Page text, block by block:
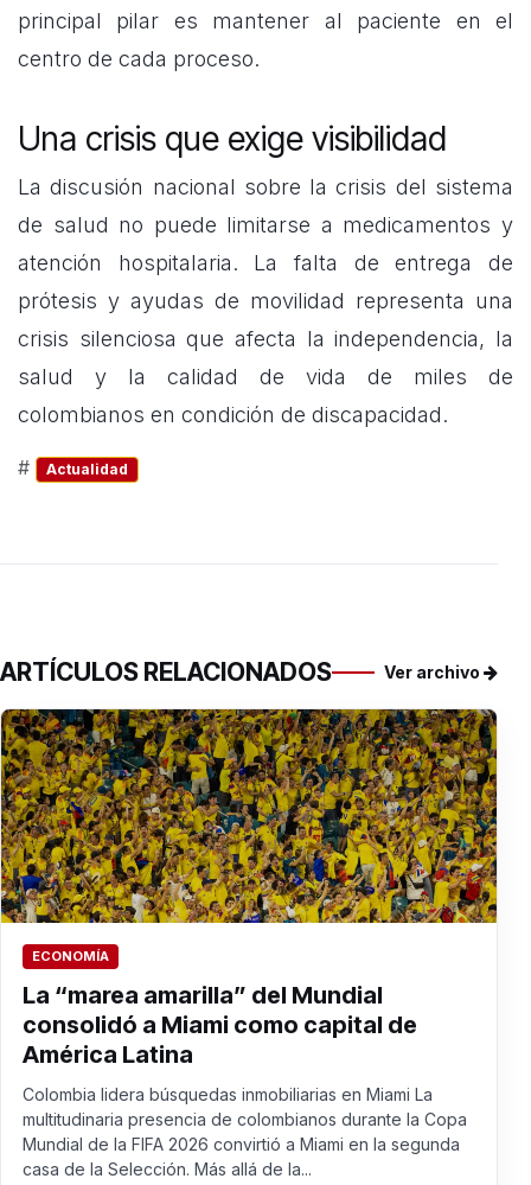
principal pilar es mantener al paciente en el
centro de cada proceso.
Una crisis que exige visibilidad
La discusión nacional sobre la crisis del sistema
de salud no puede limitarse a medicamentos y
atención hospitalaria. La falta de entrega de
prótesis y ayudas de movilidad representa una
crisis silenciosa que afecta la independencia, la
salud y la calidad de vida de miles de
colombianos en condición de discapacidad.
# Actualidad
ARTÍCULOS RELACIONADOS Ver archivo
ECONOMÍA
La “marea amarilla” del Mundial
consolidó a Miami como capital de
América Latina
Colombia lidera búsquedas inmobiliarias en Miami La
multitudinaria presencia de colombianos durante la Copa
Mundial de la FIFA 2026 convirtió a Miami en la segunda
casa de la Selección. Más allá de la...